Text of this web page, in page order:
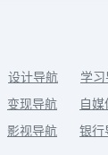
设计导航 学
变现导航
自
影视导航 银行